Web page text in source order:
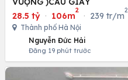
28.5 tỷ · 106m
2
· 239 tr/m
2
Thành phố Hà Nội
Nguyễn Đức Hải
Đăng 19 phút trước